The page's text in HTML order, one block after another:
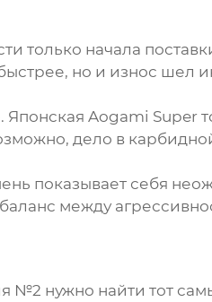
только начала
но и износ шел
Aogami Super
дело в
показывает себя
между
№2 нужно найти тот